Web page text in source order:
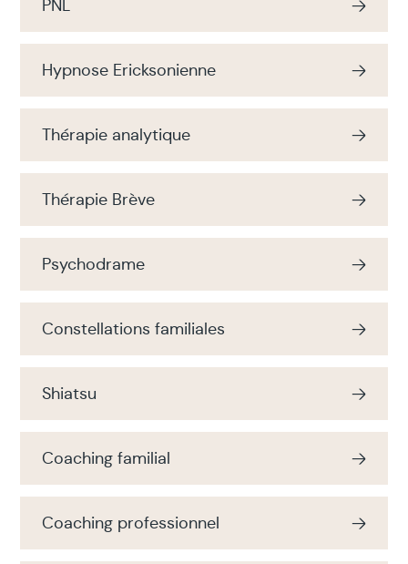
PNL
Hypnose Ericksonienne
Thérapie analytique
Thérapie Brève
Psychodrame
Constellations familiales
Shiatsu
Coaching familial
Coaching professionnel